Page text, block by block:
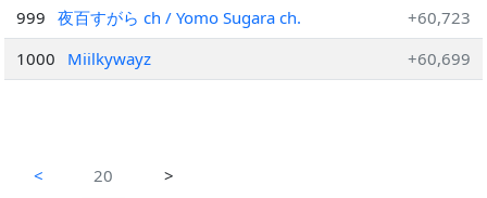
999
夜百すがら ch / Yomo Sugara ch.
+60,723
1000
Miilkywayz +60,699
< 20 >